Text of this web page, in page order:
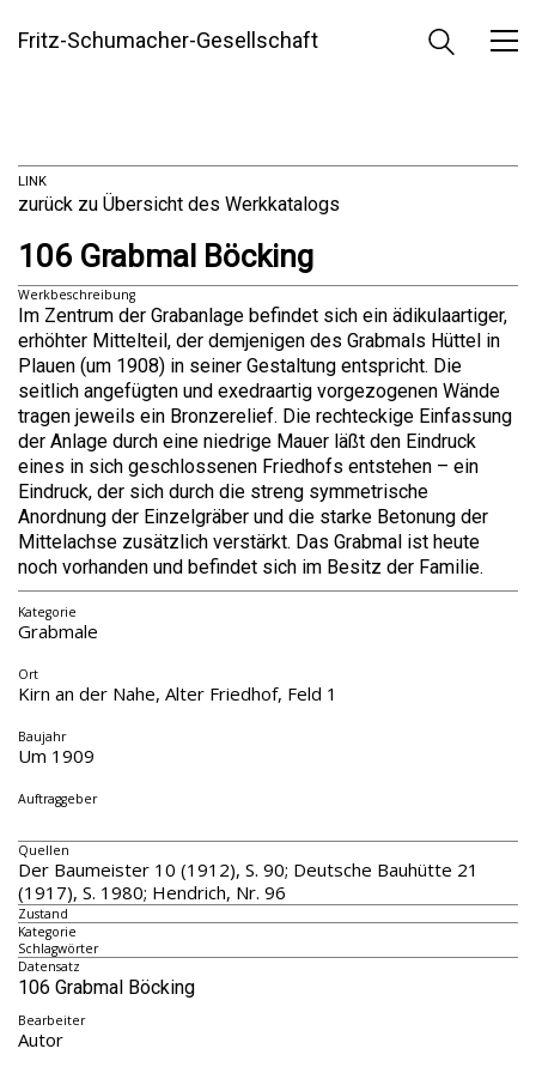
Fritz-Schumacher-Gesellschaft
LINK
zurück zu Übersicht des Werkkatalogs
106 Grabmal Böcking
Werkbeschreibung
Im Zentrum der Grabanlage befindet sich ein ädikulaartiger,
erhöhter Mittelteil, der demjenigen des Grabmals Hüttel in
Plauen (um 1908) in seiner Gestaltung entspricht. Die
seitlich angefügten und exedraartig vorgezogenen Wände
tragen jeweils ein Bronzerelief. Die rechteckige Einfassung
der Anlage durch eine niedrige Mauer läßt den Eindruck
eines in sich geschlossenen Friedhofs entstehen – ein
Eindruck, der sich durch die streng symmetrische
Anordnung der Einzelgräber und die starke Betonung der
Mittelachse zusätzlich verstärkt. Das Grabmal ist heute
noch vorhanden und befindet sich im Besitz der Familie.
Kategorie
Grabmale
Ort
Kirn an der Nahe, Alter Friedhof, Feld 1
Baujahr
Um 1909
Auftraggeber
Quellen
Der Baumeister 10 (1912), S. 90; Deutsche Bauhütte 21
(1917), S. 1980; Hendrich, Nr. 96
Zustand
Kategorie
Schlagwörter
Datensatz
106 Grabmal Böcking
Bearbeiter
Autor